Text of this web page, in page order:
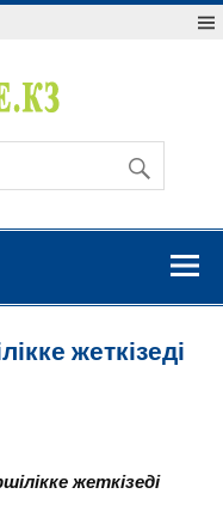
жеткізеді
жеткізеді